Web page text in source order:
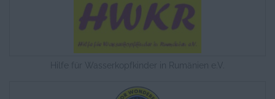
Hilfe für Wasserkopfkinder in Rumänien e.V.